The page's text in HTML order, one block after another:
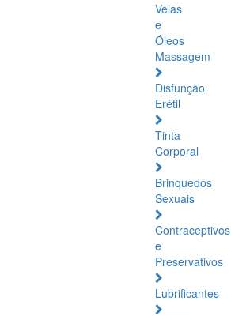
Velas
e
Óleos
Massagem
Disfunção
Erétil
Tinta
Corporal
Brinquedos
Sexuais
Contraceptivos
e
Preservativos
Lubrificantes